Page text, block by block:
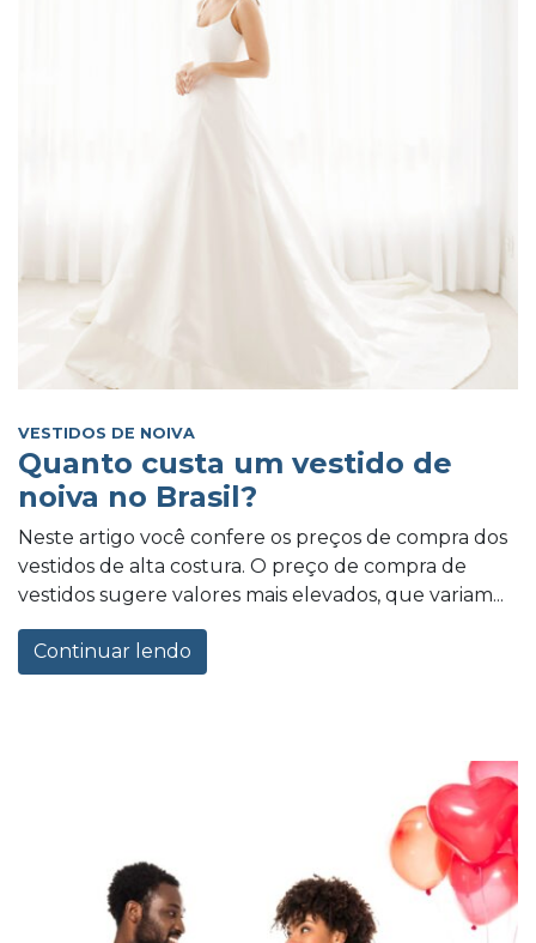
VESTIDOS DE NOIVA
Quanto custa um vestido de
noiva no Brasil?
Neste artigo você confere os preços de compra dos
vestidos de alta costura. O preço de compra de
vestidos sugere valores mais elevados, que variam...
Continuar lendo